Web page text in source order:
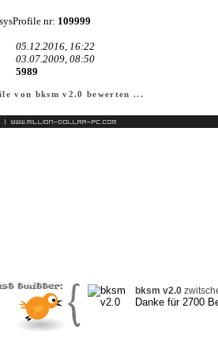
nr: 109999
05.12.2016, 16:22
03.07.2009, 08:50
5989
von bksm v2.0 bewerten ...
bksm v2.0
Danke für 2700